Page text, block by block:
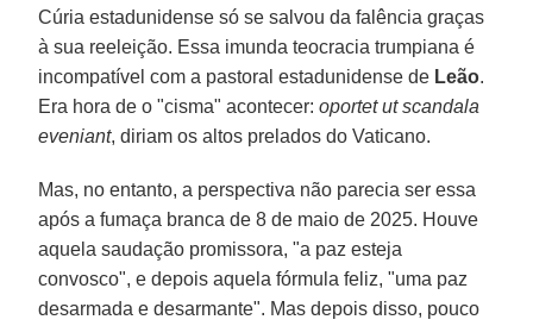
Cúria estadunidense só se salvou da falência graças
à sua reeleição. Essa imunda teocracia trumpiana é
incompatível com a pastoral estadunidense de Leão.
Era hora de o "cisma" acontecer:oportet ut scandala
eveniant, diriam os altos prelados do Vaticano.
Mas, no entanto, a perspectiva não parecia ser essa
após a fumaça branca de 8 de maio de 2025. Houve
aquela saudação promissora, "a paz esteja
convosco", e depois aquela fórmula feliz, "uma paz
desarmada e desarmante". Mas depois disso, pouco